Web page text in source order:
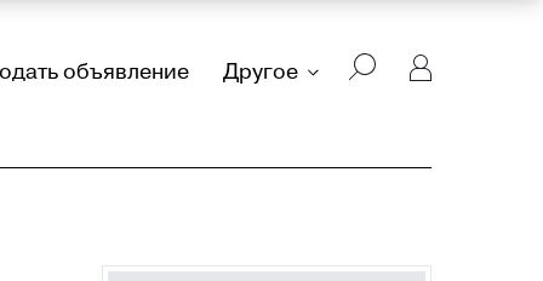
объявление Другое